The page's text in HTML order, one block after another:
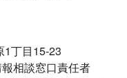
1丁目15-23
相談窓口責任者